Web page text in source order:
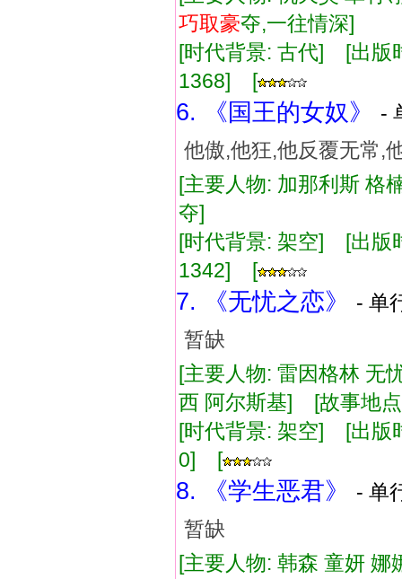
巧取豪夺,一往情深]
[时代背景: 古代] [出
1368] [
6. 《国王的女奴》
-
他傲,他狂,他反覆无常,
[主要人物: 加那利斯
夺]
[时代背景: 架空] [出
1342] [
7. 《无忧之恋》
- 单
暂缺
[主要人物: 雷因格林 无
西 阿尔斯基] [故事地
[时代背景: 架空] [出
0] [
8. 《学生恶君》
- 单
暂缺
[主要人物: 韩森 童妍